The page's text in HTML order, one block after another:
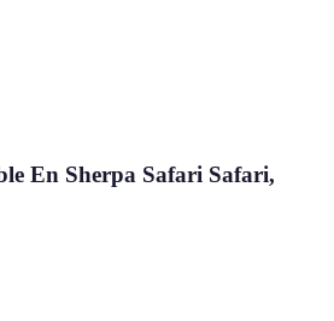
En Sherpa Safari Safari,